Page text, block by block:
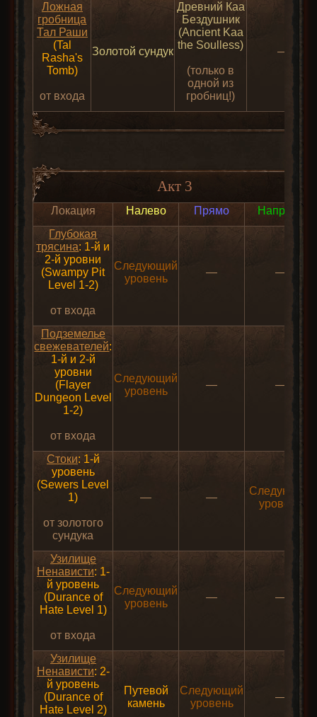
Ложная
гробница
Тал Раши
(Tal
Rasha's
Tomb)
от входа
Золотой сундук
Древний Каа
Бездушник
(Ancient Kaa
the Soulless)
(только в
одной из
гробниц!)
—
Акт 3
Локация Налево Прямо
Направо
Глубокая
трясина: 1-й и
2-й уровни
(Swampy Pit
Level 1-2)
от входа
Следующий
уровень
— —
Подземелье
свежевателей:
1-й и 2-й
уровни
(Flayer
Dungeon Level
1-2)
от входа
Следующий
уровень
— —
Стоки: 1-й
уровень
(Sewers Level
1)
от золотого
сундука
— —
Следующий
уровень
Узилище
Ненависти: 1-
й уровень
(Durance of
Hate Level 1)
от входа
Следующий
уровень
— —
Узилище
Ненависти: 2-
й уровень
(Durance of
Hate Level 2)
Путевой
камень
Следующий
уровень
—